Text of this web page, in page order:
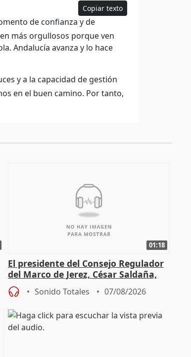
Copiar texto
de confianza y de
más orgullosos porque ven
Andalucía avanza y lo hace
y a la capacidad de gestión
en el buen camino. Por tanto,
01:18
El presidente del Consejo Regulador
del Marco de Jerez, César Saldaña,
sobre exportaciones
Sonido Totales 07/08/2026